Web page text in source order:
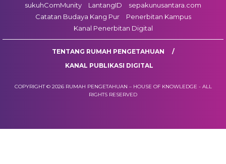
sukuhComMunity
LantangID
sepakunusantara.com
Catatan Budaya Kang Pur
Penerbitan Kampus
Kanal Penerbitan Digital
TENTANG RUMAH PENGETAHUAN
KANAL PUBLIKASI DIGITAL
COPYRIGHT © 2026 RUMAH PENGETAHUAN – HOUSE OF KNOWLEDGE - ALL
RIGHTS RESERVED